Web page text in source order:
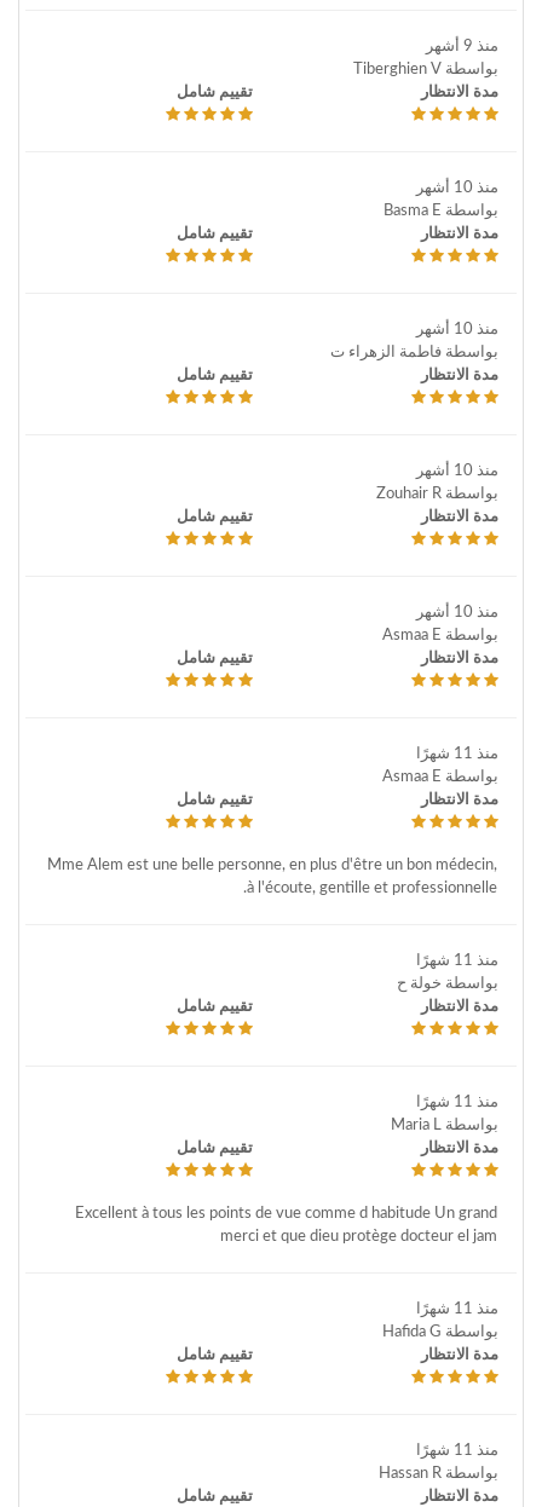
منذ 9 أشهر
بواسطة Tiberghien V
مدة الانتظار
تقييم شامل
منذ 10 أشهر
بواسطة Basma E
مدة الانتظار
تقييم شامل
منذ 10 أشهر
بواسطة فاطمة الزهراء ت
مدة الانتظار
تقييم شامل
منذ 10 أشهر
بواسطة Zouhair R
مدة الانتظار
تقييم شامل
منذ 10 أشهر
بواسطة Asmaa E
مدة الانتظار
تقييم شامل
منذ 11 شهرًا
بواسطة Asmaa E
مدة الانتظار
تقييم شامل
Mme Alem est une belle personne, en plus d'être un bon médecin,
à l'écoute, gentille et professionnelle.
منذ 11 شهرًا
بواسطة خولة ح
مدة الانتظار
تقييم شامل
منذ 11 شهرًا
بواسطة Maria L
مدة الانتظار
تقييم شامل
Excellent à tous les points de vue comme d habitude Un grand
merci et que dieu protège docteur el jam
منذ 11 شهرًا
بواسطة Hafida G
مدة الانتظار
تقييم شامل
منذ 11 شهرًا
بواسطة Hassan R
مدة الانتظار
تقييم شامل